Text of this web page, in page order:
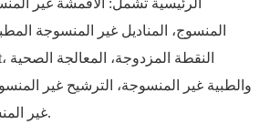
المنسوج، المناديل غير المنسوجة
والطبية غير المنسوجة، الترشيح غير
غير المنسوجة، وهكذا على.